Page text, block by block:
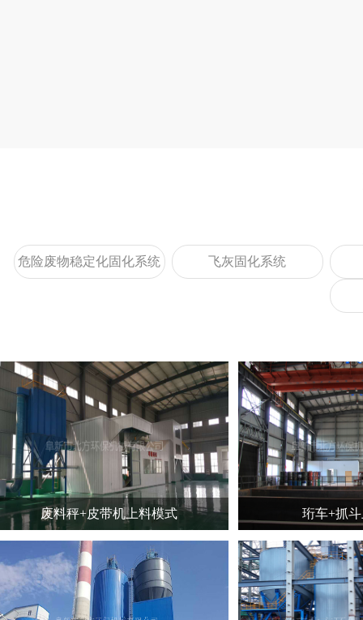
危险废物稳定化固化系统 飞灰固化系统
废料秤+皮带机上料模式 珩车+抓斗上料